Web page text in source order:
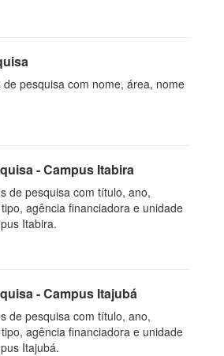
pesquisa com nome, área, nome
- Campus Itabira
de pesquisa com título, ano,
agência financiadora e unidade
Itabira.
- Campus Itajubá
de pesquisa com título, ano,
agência financiadora e unidade
Itajubá.